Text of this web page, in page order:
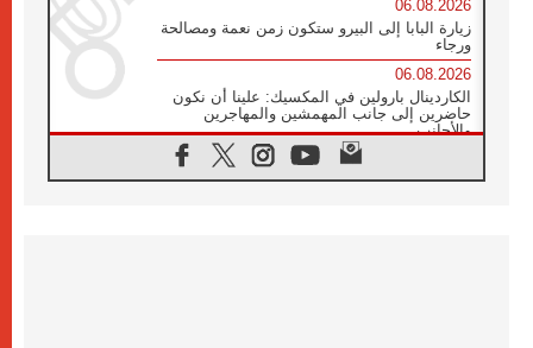
06.08.2026
زيارة البابا إلى البيرو ستكون زمن نعمة ومصالحة
ورجاء
06.08.2026
الكاردينال بارولين في المكسيك: علينا أن نكون
حاضرين إلى جانب المهمشين والمهاجرين
والأجانب
البابا لاوُن الرابع عشر للشباب في أسيزي: